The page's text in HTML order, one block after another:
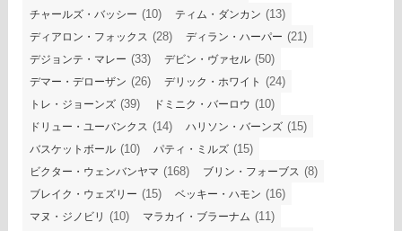
チャールズ・バッシー (10) ティム・ダンカン (13)
ディアロン・フォックス (28) ディラン・ハーパー (21)
デジョンテ・マレー (33) デビン・ヴァセル (50)
デマー・デローザン (26) デリック・ホワイト (24)
トレ・ジョーンズ (39) ドミニク・バーロウ (10)
ドリュー・ユーバンクス (14) ハリソン・バーンズ (15)
バスケットボール (10) パティ・ミルズ (15)
ビクター・ウェンバンヤマ (168) ブリン・フォーブス (8)
ブレイク・ウェズリー (15) ベッキー・ハモン (16)
マヌ・ジノビリ (10) マラカイ・ブラーナム (11)